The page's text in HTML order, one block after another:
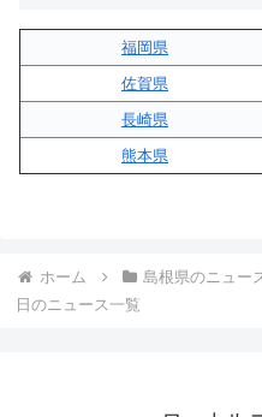
福岡県
佐賀県
長崎県
熊本県
ホーム 島根県のニュー
日のニュース一覧